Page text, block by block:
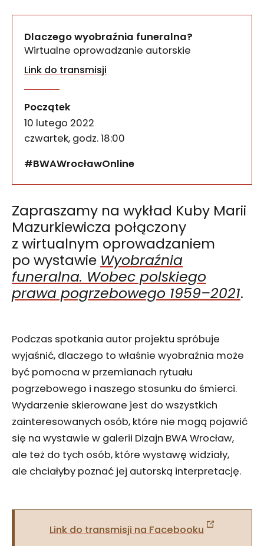
Dlaczego wyobraźnia funeralna?
Wirtualne oprowadzanie autorskie
Link do transmisji
Początek
10 lutego 2022
czwartek, godz. 18:00
#BWAWrocławOnline
Zapraszamy na wykład Kuby Marii
Mazurkiewicza połączony
z wirtualnym oprowadzaniem
po wystawie Wyobraźnia
funeralna. Wobec polskiego
prawa pogrzebowego 1959–2021.
Podczas spotkania autor projektu spróbuje
wyjaśnić, dlaczego to właśnie wyobraźnia może
być pomocna w przemianach rytuału
pogrzebowego i naszego stosunku do śmierci.
Wydarzenie skierowane jest do wszystkich
zainteresowanych osób, które nie mogą pojawić
się na wystawie w galerii Dizajn BWA Wrocław,
ale też do tych osób, które wystawę widziały,
ale chciałyby poznać jej autorską interpretację.
Link do transmisji na Facebooku